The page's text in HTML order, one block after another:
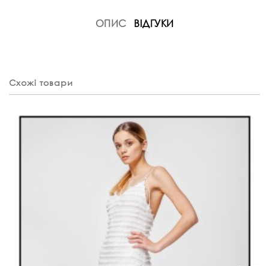
ОПИС ВІДГУКИ
Схожі товари